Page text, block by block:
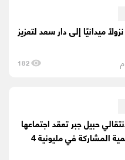
ميدانيًا إلى دار سعد لتعزيز
182
حبيل جبر تعقد اجتماعها
الموسع وتؤكد أهمية المشاركة في مليونية 4